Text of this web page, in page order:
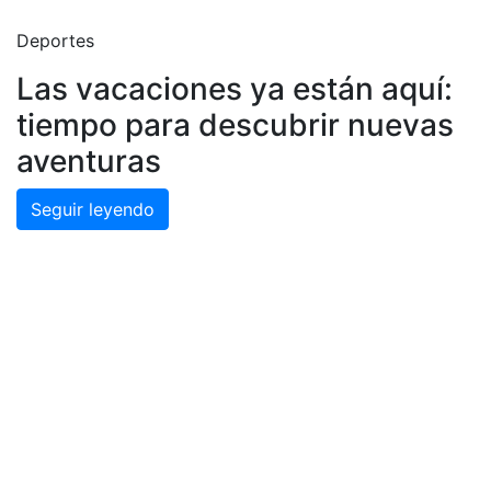
Deportes
Las vacaciones ya están aquí:
tiempo para descubrir nuevas
aventuras
Seguir leyendo